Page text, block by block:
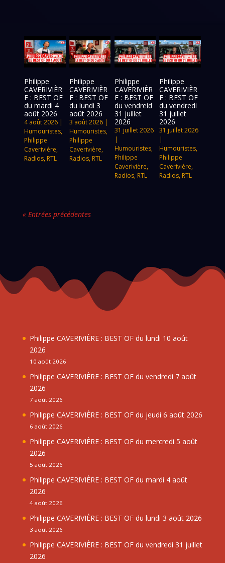
Philippe
CAVERIVIÈR
E : BEST OF
du mardi 4
août 2026
4 août 2026 |
Humouristes,
Philippe
Caverivière,
Radios, RTL
Philippe
CAVERIVIÈR
E : BEST OF
du lundi 3
août 2026
3 août 2026|
Humouristes,
Philippe
Caverivière,
Radios, RTL
Philippe
CAVERIVIÈR
E : BEST OF
du vendreid
31 juillet
2026
31 juillet 2026
|
Humouristes,
Philippe
Caverivière,
Radios, RTL
Philippe
CAVERIVIÈR
E : BEST OF
du vendredi
31 juillet
2026
31 juillet 2026
|
Humouristes,
Philippe
Caverivière,
Radios, RTL
« Entrées précédentes
Philippe CAVERIVIÈRE : BEST OF du lundi 10 août
2026
10 août 2026
Philippe CAVERIVIÈRE : BEST OF du vendredi 7 août
2026
7 août 2026
Philippe CAVERIVIÈRE : BEST OF du jeudi 6 août 2026
6 août 2026
Philippe CAVERIVIÈRE : BEST OF du mercredi 5 août
2026
5 août 2026
Philippe CAVERIVIÈRE : BEST OF du mardi 4 août
2026
4 août 2026
Philippe CAVERIVIÈRE : BEST OF du lundi 3 août 2026
3 août 2026
Philippe CAVERIVIÈRE : BEST OF du vendredi 31 juillet
2026